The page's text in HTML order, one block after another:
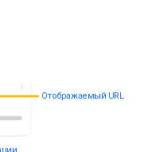
Отображаемый URL